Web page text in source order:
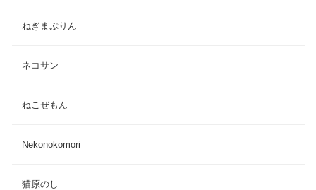
ねぎまぷりん
ネコサン
ねこぜもん
Nekonokomori
猫原のし